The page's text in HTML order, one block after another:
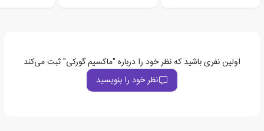
اولین نفری باشید که نظر خود را درباره "ماکسیم گورکی" ثبت می‌کند
نظر خود را بنویسید